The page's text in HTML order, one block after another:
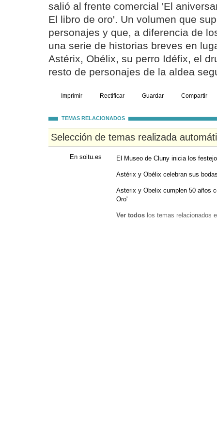
salió al frente comercial 'El
El libro de oro'. Un volumen que
personajes y que, a diferencia de
una serie de historias breves en
Astérix, Obélix, su perro Idéfix, el
resto de personajes de la aldea
Imprimir Rectificar Guardar Compartir
TEMAS RELACIONADOS
Selección de temas realizada
En soitu.es El Museo de Cluny inicia los
Astérix y Obélix celebran sus
Asterix y Obelix cumplen 50 años
Oro'
Ver todos los temas relacionados